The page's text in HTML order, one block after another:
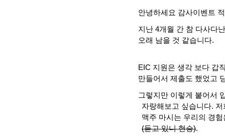
안녕하세요 감사이벤트
지난 4개월 간 참 다사다
오래 남을 것 같습니다.
EIC 지원은 생각 보다 갑
만들어서 제출도 했었고
그렇지만 이렇게 붙어서
자랑해보고 싶습니다. 저
맥주 마시는 우리의 경
(듣고 있니 현승).